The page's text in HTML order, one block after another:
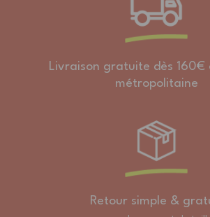
Livraison gratuite dès 160€
métropolitaine
Retour simple &